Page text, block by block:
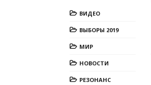
ВИДЕО
ВЫБОРЫ 2019
МИР
НОВОСТИ
РЕЗОНАНС